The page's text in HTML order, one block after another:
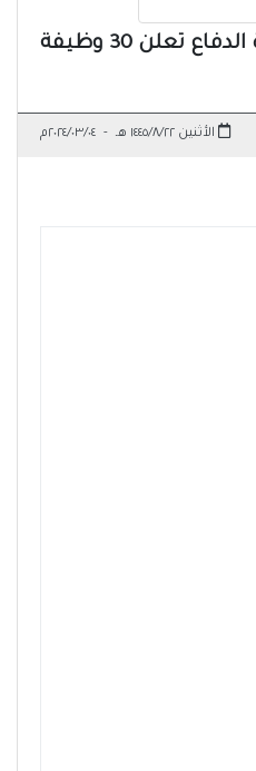
الخدمات الصحية بوزارة الدفاع تعلن 30 وظيفة
الأثنين ١٤٤٥/٨/٢٢ هـ - ٢٠٢٤/٠٣/٠٤م